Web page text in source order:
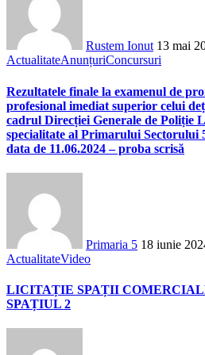
Rustem Ionut 13 mai
ActualitateAnunțuriConcursuri
Rezultatele finale la examenul de
profesional imediat superior celui
cadrul Direcției Generale de Poliție
specialitate al Primarului Sectorului
data de 11.06.2024 – proba scrisă
Primaria 5 18 iunie
ActualitateVideo
LICITAȚIE SPAȚII
SPAȚIUL 2